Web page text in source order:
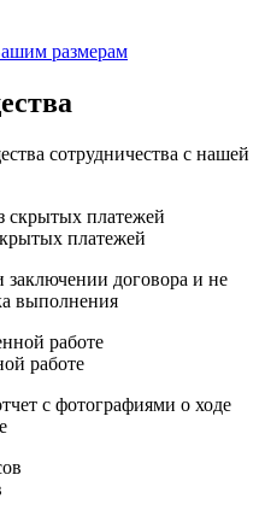
размерам
сотрудничества с нашей
платежей
заключении договора и не
выполнения
работе
с фотографиями о ходе